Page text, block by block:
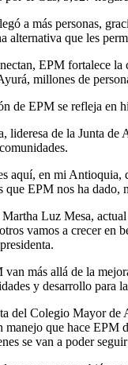
a más personas,
alternativa que les
EPM fortalece
millones de
de EPM se refleja en
lideresa de la Junta
aquí, en mi Antioquia,
que EPM nos ha dado,
Luz Mesa,
vamos a crecer en
van más allá de la
y desarrollo para
del Colegio Mayor de
manejo que hace EPM
se van a poder